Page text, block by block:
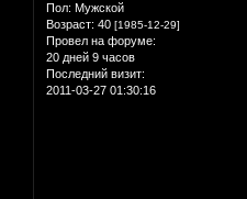
Пол: Мужской
Возраст: 40 [1985-12-29]
Провел на форуме:
20 дней 9 часов
Последний визит:
2011-03-27 01:30:16